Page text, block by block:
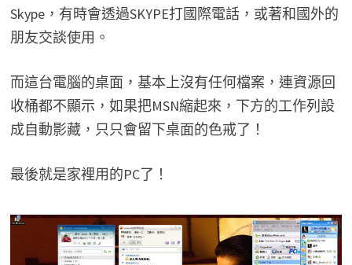
Skype，有時會透過SKYPE打國際電話，或著和國外的
朋友交談使用。
而這台電腦的桌面，基本上沒有任何檔案，連資源回
收桶都不顯示，如果把MSN縮起來，下方的工作列設
成自動影藏，只只會留下桌面的色戒了！
最後就是家裡用的PC了！